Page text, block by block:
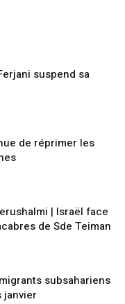
suspend sa
de réprimer les
| Israël face
de Sde Teiman
subsahariens
janvier